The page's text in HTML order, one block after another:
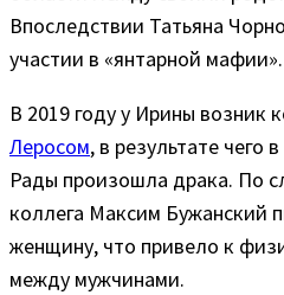
Впоследствии Татьяна
участии в «янтарной мафии».
В 2019 году у Ирины возник
Леросом, в результате чего
Рады произошла драка. По
коллега Максим Бужанский
женщину, что привело к
между мужчинами.